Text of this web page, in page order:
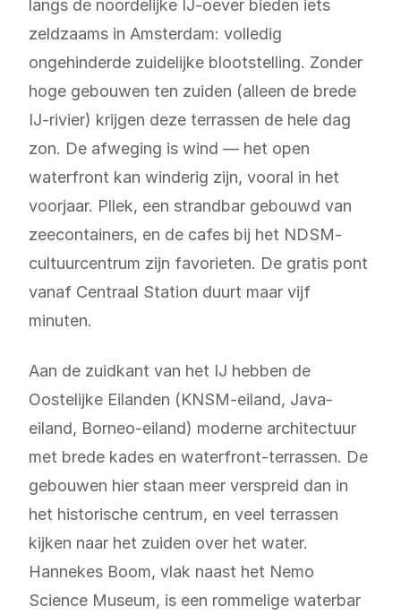
langs de noordelijke IJ-oever bieden iets
zeldzaams in Amsterdam: volledig
ongehinderde zuidelijke blootstelling. Zonder
hoge gebouwen ten zuiden (alleen de brede
IJ-rivier) krijgen deze terrassen de hele dag
zon. De afweging is wind — het open
waterfront kan winderig zijn, vooral in het
voorjaar. Pllek, een strandbar gebouwd van
zeecontainers, en de cafes bij het NDSM-
cultuurcentrum zijn favorieten. De gratis pont
vanaf Centraal Station duurt maar vijf
minuten.
Aan de zuidkant van het IJ hebben de
Oostelijke Eilanden (KNSM-eiland, Java-
eiland, Borneo-eiland) moderne architectuur
met brede kades en waterfront-terrassen. De
gebouwen hier staan meer verspreid dan in
het historische centrum, en veel terrassen
kijken naar het zuiden over het water.
Hannekes Boom, vlak naast het Nemo
Science Museum, is een rommelige waterbar